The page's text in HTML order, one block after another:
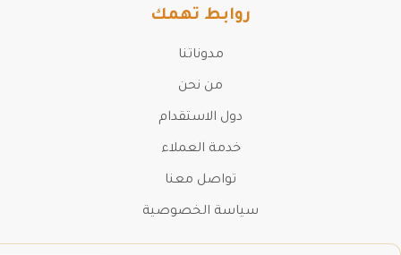
روابط تهمك
مدوناتنا
من نحن
دول الاستقدام
خدمة العملاء
تواصل معنا
سياسة الخصوصية